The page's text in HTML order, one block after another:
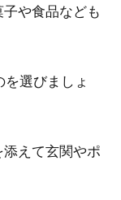
場が室外！メ
も安い場合、洗濯機
ません。室外に洗濯
や食品なども
選びましょ
えて玄関やポ